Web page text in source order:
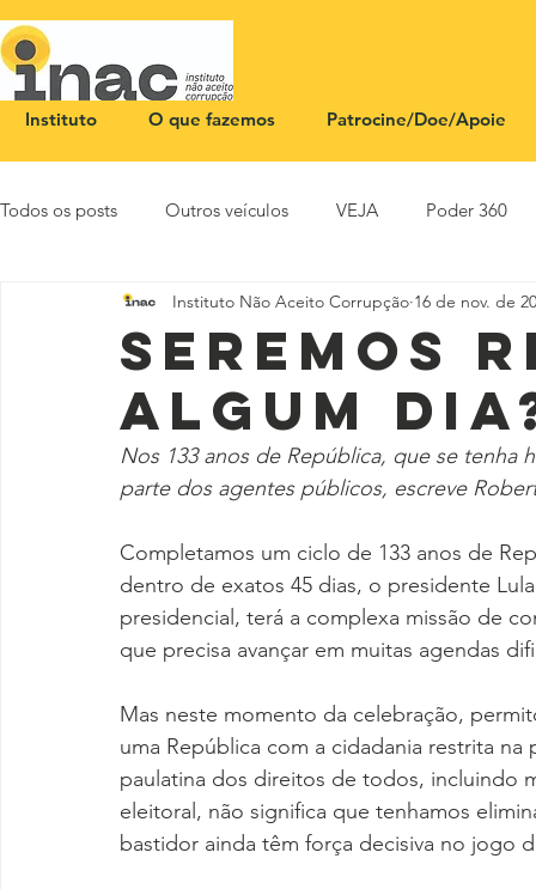
Instituto O que fazemos Patrocine/Doe/Apoie
Todos os posts Outros veículos VEJA Poder 360
NOTA PÚBLICA CEID SBT News Rádio
Seremos
algum
Instituto Não Aceito Corrupção 16 de nov. de
Nos 133 anos de República, que se
parte dos agentes públicos, escreve
Completamos um ciclo de 133 anos de
dentro de exatos 45 dias, o presidente
presidencial, terá a complexa missão de
que precisa avançar em muitas agendas
Mas neste momento da celebração,
uma República com a cidadania restrita
paulatina dos direitos de todos, incluindo
eleitoral, não significa que tenhamos
bastidor ainda têm força decisiva no jogo